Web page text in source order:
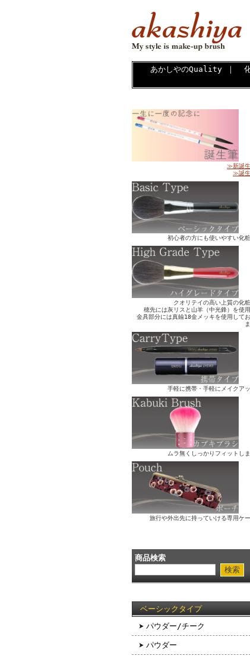
≫新誕
≫誕
初心者の方にも使いやすい化
クオリテイの高い上質の化
穂先には灰リスと山羊（中光鋒）を使用
金具部分には真鍮18金メッキを使用して
手軽に携帯・手軽にメイクア
ムラ無くしっかりフィットし
旅行や外出先に持っていける専用ケ
商品検索
ベーシックタイプ
パウダー/チーク
パウダー
あかしやのQuality｜